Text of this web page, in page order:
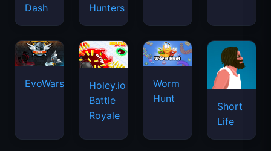
Dash
Hunters
EvoWars.io
Holey.io
Battle
Royale
Worm
Hunt
Short
Life